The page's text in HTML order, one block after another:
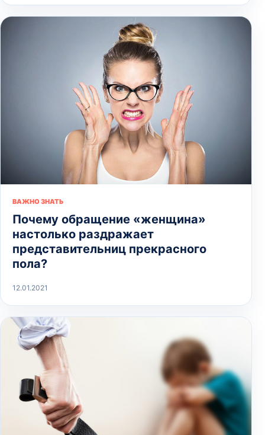
ВАЖНО ЗНАТЬ
Почему обращение «женщина»
настолько раздражает
представительниц прекрасного
пола?
12.01.2021